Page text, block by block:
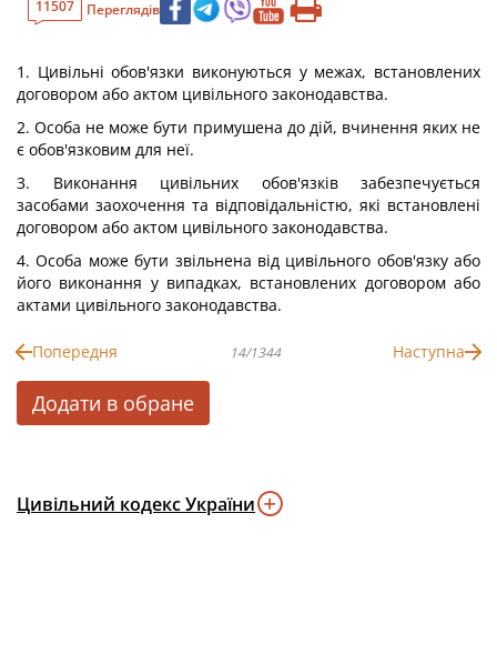
11507 Переглядів
1. Цивільні обов'язки виконуються у межах, встановлених
договором або актом цивільного законодавства.
2. Особа не може бути примушена до дій, вчинення яких не
є обов'язковим для неї.
3. Виконання цивільних обов'язків забезпечується
засобами заохочення та відповідальністю, які встановлені
договором або актом цивільного законодавства.
4. Особа може бути звільнена від цивільного обов'язку або
його виконання у випадках, встановлених договором або
актами цивільного законодавства.
Попередня 14/1344 Наступна
Додати в обране
Цивільний кодекс України